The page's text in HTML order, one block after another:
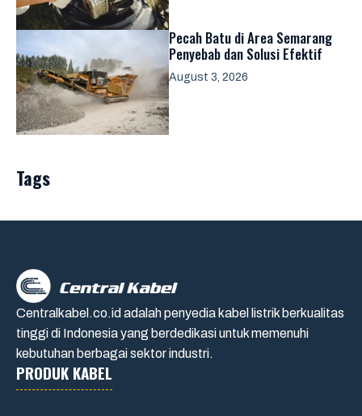
Pecah Batu di Area Semarang
Penyebab dan Solusi Efektif
August 3, 2026
Tags
Centralkabel.co.id adalah penyedia kabel listrik berkualitas
tinggi di Indonesia yang berdedikasi untuk memenuhi
kebutuhan berbagai sektor industri.
PRODUK KABEL